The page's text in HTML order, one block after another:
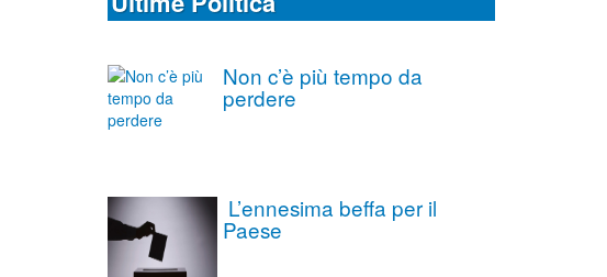
Non c’è più tempo da
perdere
L’ennesima beffa per il
Paese